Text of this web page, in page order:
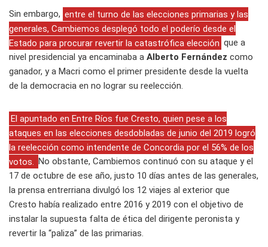
Sin embargo, entre el turno de las elecciones primarias y las
generales, Cambiemos desplegó todo el poderío desde el
Estado para procurar revertir la catastrófica elección que a
nivel presidencial ya encaminaba a Alberto Fernández como
ganador, y a Macri como el primer presidente desde la vuelta
de la democracia en no lograr su reelección.
El apuntado en Entre Ríos fue Cresto, quien pese a los
ataques en las elecciones desdobladas de junio del 2019 logró
la reelección como intendente de Concordia por el 56% de los
votos.
No obstante, Cambiemos continuó con su ataque y el
17 de octubre de ese año, justo 10 días antes de las generales,
la prensa entrerriana divulgó los 12 viajes al exterior que
Cresto había realizado entre 2016 y 2019 con el objetivo de
instalar la supuesta falta de ética del dirigente peronista y
revertir la “paliza” de las primarias.